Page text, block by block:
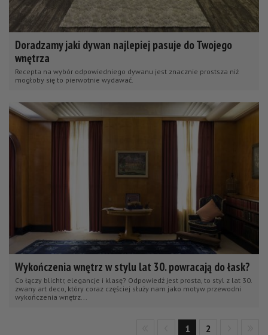
Doradzamy jaki dywan najlepiej pasuje do Twojego
wnętrza
Recepta na wybór odpowiedniego dywanu jest znacznie prostsza niż
mogłoby się to pierwotnie wydawać.
Wykończenia wnętrz w stylu lat 30. powracają do łask?
Co łączy blichtr, elegancje i klasę? Odpowiedź jest prosta, to styl z lat 30.
zwany art deco, który coraz częściej służy nam jako motyw przewodni
wykończenia wnętrz...
1 2